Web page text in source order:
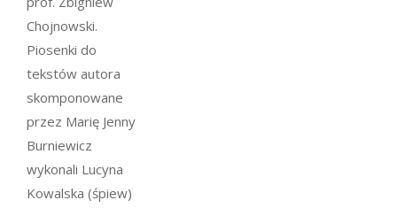
Chojnowski.
Piosenki do
tekstów autora
skomponowane
przez Marię Jenny
Burniewicz
wykonali Lucyna
Kowalska (śpiew)